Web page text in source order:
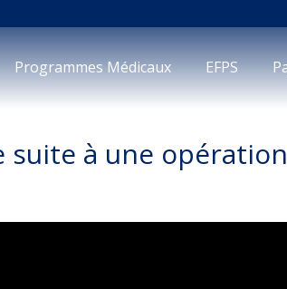
Programmes Médicaux EFPS
suite à une